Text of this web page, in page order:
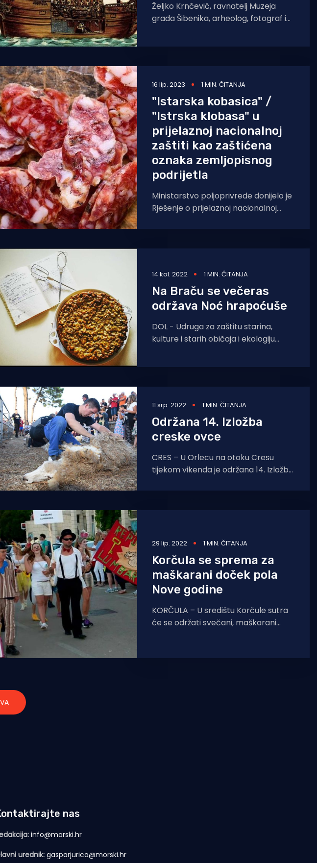
Željko Krnčević, ravnatelj Muzeja
grada Šibenika, arheolog, fotograf i
16 lip. 2023 1 MIN. ČITANJA
"Istarska kobasica" /
"Istrska klobasa" u
prijelaznoj nacionalnoj
zaštiti kao zaštićena
oznaka zemljopisnog
podrijetla
Ministarstvo poljoprivrede donijelo je
Rješenje o prijelaznoj nacionalnoj
„Istrska klobasa“ kao zaštićena
14 kol. 2022 1 MIN. ČITANJA
Na Braču se večeras
održava Noć hrapoćuše
DOL - Udruga za zaštitu starina,
kulture i starih običaja i ekologiju
11 srp. 2022 1 MIN. ČITANJA
Održana 14. Izložba
creske ovce
CRES – U Orlecu na otoku Cresu
tijekom vikenda je održana 14. Izložba
promocija otočnog
29 lip. 2022 1 MIN. ČITANJA
Korčula se sprema za
maškarani doček pola
Nove godine
KORČULA – U središtu Korčule sutra
će se održati svečani, maškarani
nas
info@morski.hr
urednik:gasparjurica@morski.hr